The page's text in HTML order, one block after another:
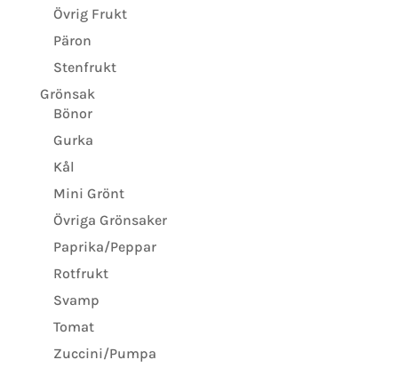
Övrig Frukt
Päron
Stenfrukt
Grönsak
Bönor
Gurka
Kål
Mini Grönt
Övriga Grönsaker
Paprika/Peppar
Rotfrukt
Svamp
Tomat
Zuccini/Pumpa